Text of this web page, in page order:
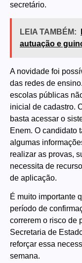
secretário.
LEIA TAMBÉM:
autuação e
A novidade foi
das redes de
escolas públicas
inicial de cadastro.
basta acessar o
Enem. O candidato
algumas
realizar as provas,
necessita de
de aplicação.
É muito importante
período de
correrem o risco de
Secretaria de
reforçar essa
semana.